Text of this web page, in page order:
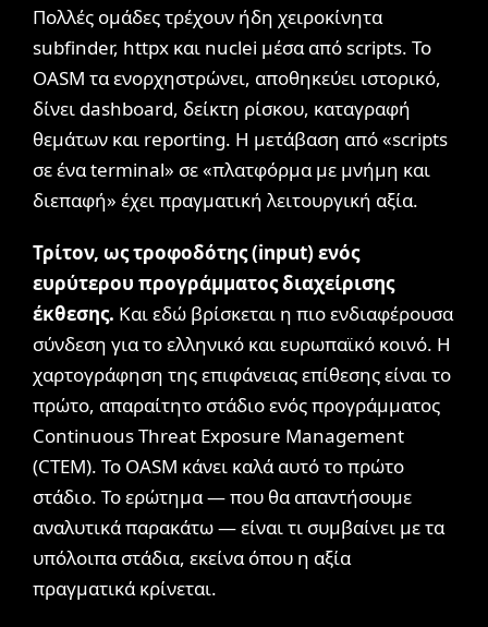
Πολλές ομάδες τρέχουν ήδη χειροκίνητα
subfinder, httpx και nuclei μέσα από scripts. Το
OASM τα ενορχηστρώνει, αποθηκεύει ιστορικό,
δίνει dashboard, δείκτη ρίσκου, καταγραφή
θεμάτων και reporting. Η μετάβαση από «scripts
σε ένα terminal» σε «πλατφόρμα με μνήμη και
διεπαφή» έχει πραγματική λειτουργική αξία.
Τρίτον, ως τροφοδότης (input) ενός
ευρύτερου προγράμματος διαχείρισης
έκθεσης. Και εδώ βρίσκεται η πιο ενδιαφέρουσα
σύνδεση για το ελληνικό και ευρωπαϊκό κοινό. Η
χαρτογράφηση της επιφάνειας επίθεσης είναι το
πρώτο, απαραίτητο στάδιο ενός προγράμματος
Continuous Threat Exposure Management
(CTEM). Το OASM κάνει καλά αυτό το πρώτο
στάδιο. Το ερώτημα — που θα απαντήσουμε
αναλυτικά παρακάτω — είναι τι συμβαίνει με τα
υπόλοιπα στάδια, εκείνα όπου η αξία
πραγματικά κρίνεται.